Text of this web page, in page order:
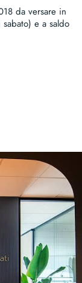
da versare in
e a saldo